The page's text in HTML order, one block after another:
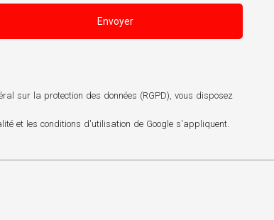
Envoyer
sur la protection des données (RGPD), vous disposez
et les conditions d'utilisation de Google s'appliquent.